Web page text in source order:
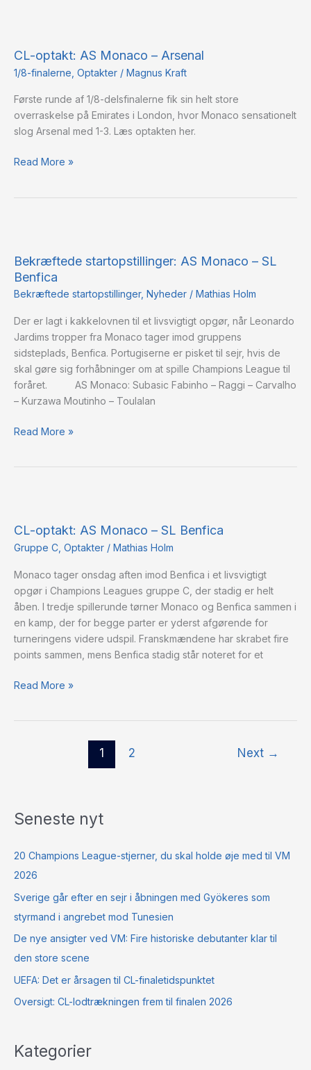
CL-optakt: AS Monaco – Arsenal
1/8-finalerne Optakter / Magnus Kraft
Første runde af 1/8-delsfinalerne fik sin helt store
overraskelse på Emirates i London, hvor Monaco sensationelt
slog Arsenal med 1-3. Læs optakten her.
AS
Monaco
Arsenal
Read More »
Bekræftede startopstillinger: AS Monaco – SL
Benfica
Bekræftede startopstillinger, Nyheder / Mathias Holm
Der er lagt i kakkelovnen til et livsvigtigt opgør, når Leonardo
Jardims tropper fra Monaco tager imod gruppens
sidsteplads, Benfica. Portugiserne er pisket til sejr, hvis de
skal gøre sig forhåbninger om at spille Champions League til
foråret. AS Monaco: Subasic Fabinho – Raggi – Carvalho
– Kurzawa Moutinho – Toulalan
AS
Monaco
–
Benfica
Read More »
CL-optakt: AS Monaco – SL Benfica
Gruppe C Optakter / Mathias Holm
Monaco tager onsdag aften imod Benfica i et livsvigtigt
opgør i Champions Leagues gruppe C, der stadig er helt
åben. I tredje spillerunde tørner Monaco og Benfica sammen i
en kamp, der for begge parter er yderst afgørende for
turneringens videre udspil. Franskmændene har skrabet fire
points sammen, mens Benfica stadig står noteret for et
AS
Monaco
SL
Benfica
Read More »
1 2 Next →
Seneste nyt
20 Champions League-stjerner, du skal holde øje med til VM
2026
Sverige går efter en sejr i åbningen med Gyökeres som
styrmand i angrebet mod Tunesien
De nye ansigter ved VM: Fire historiske debutanter klar til
den store scene
UEFA: Det er årsagen til CL-finaletidspunktet
Oversigt: CL-lodtrækningen frem til finalen 2026
Kategorier